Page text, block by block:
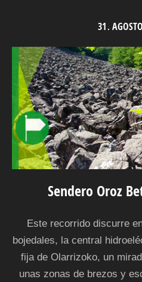
31. AGOSTO
Sendero Oroz
Este recorrido discurre
bojedales, la central
fija de Olarrizoko, un
unas zonas de brezos y